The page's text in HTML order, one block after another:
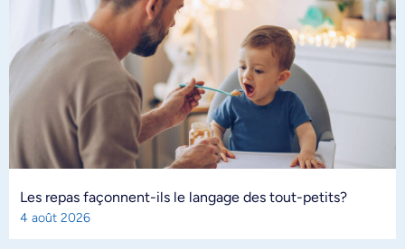
Les repas façonnent-ils le langage des tout-petits?
4 août 2026